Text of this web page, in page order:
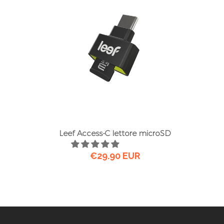
Leef Access-C lettore microSD
€29.90 EUR